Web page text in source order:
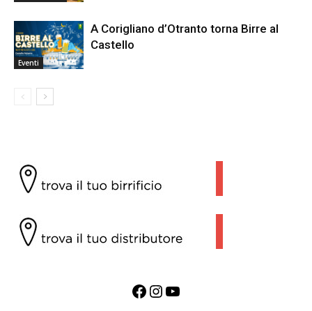
Eventi
A Corigliano d’Otranto torna Birre al
Castello
Facebook InstagramYouTube